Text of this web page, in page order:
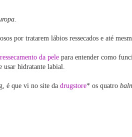
por tratarem lábios ressecados e até
da pele para entender como
usar hidratante labial.
é que vi no site da drugstore* os quatro